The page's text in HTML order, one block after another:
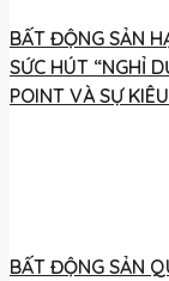
BẤT ĐỘNG SẢN
SỨC HÚT “NGHỈ
POINT VÀ SỰ
BẤT ĐỘNG SẢN